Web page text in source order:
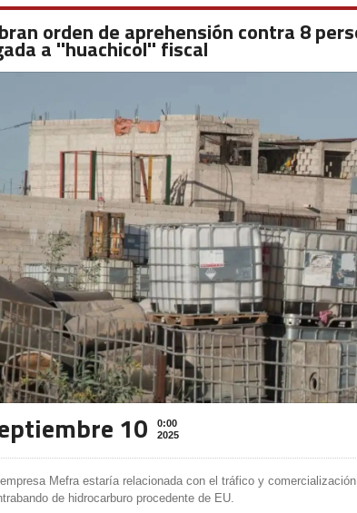
orden de aprehensión contra 8
a ''huachicol'' fiscal
10
0:00
2025
Mefra estaría relacionada con el tráfico y
de hidrocarburo procedente de EU.